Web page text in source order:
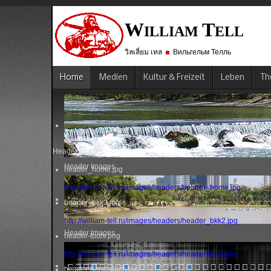
WILLIAM TELL
วิลเลี่ยม เทล Вильгельм Телль
Home Medien Kultur & Freizeit Leben
Header Images
Header Images
Header Images
header_home.jpg
http://william-tell.ru/images/headers/header_home.jpg
header_bkk2.jpg
http://william-tell.ru/images/headers/header_bkk2.jpg
header-tools.png
http://william-tell.ru/images/headers/header-tools.png
header-darkclouds.jpg